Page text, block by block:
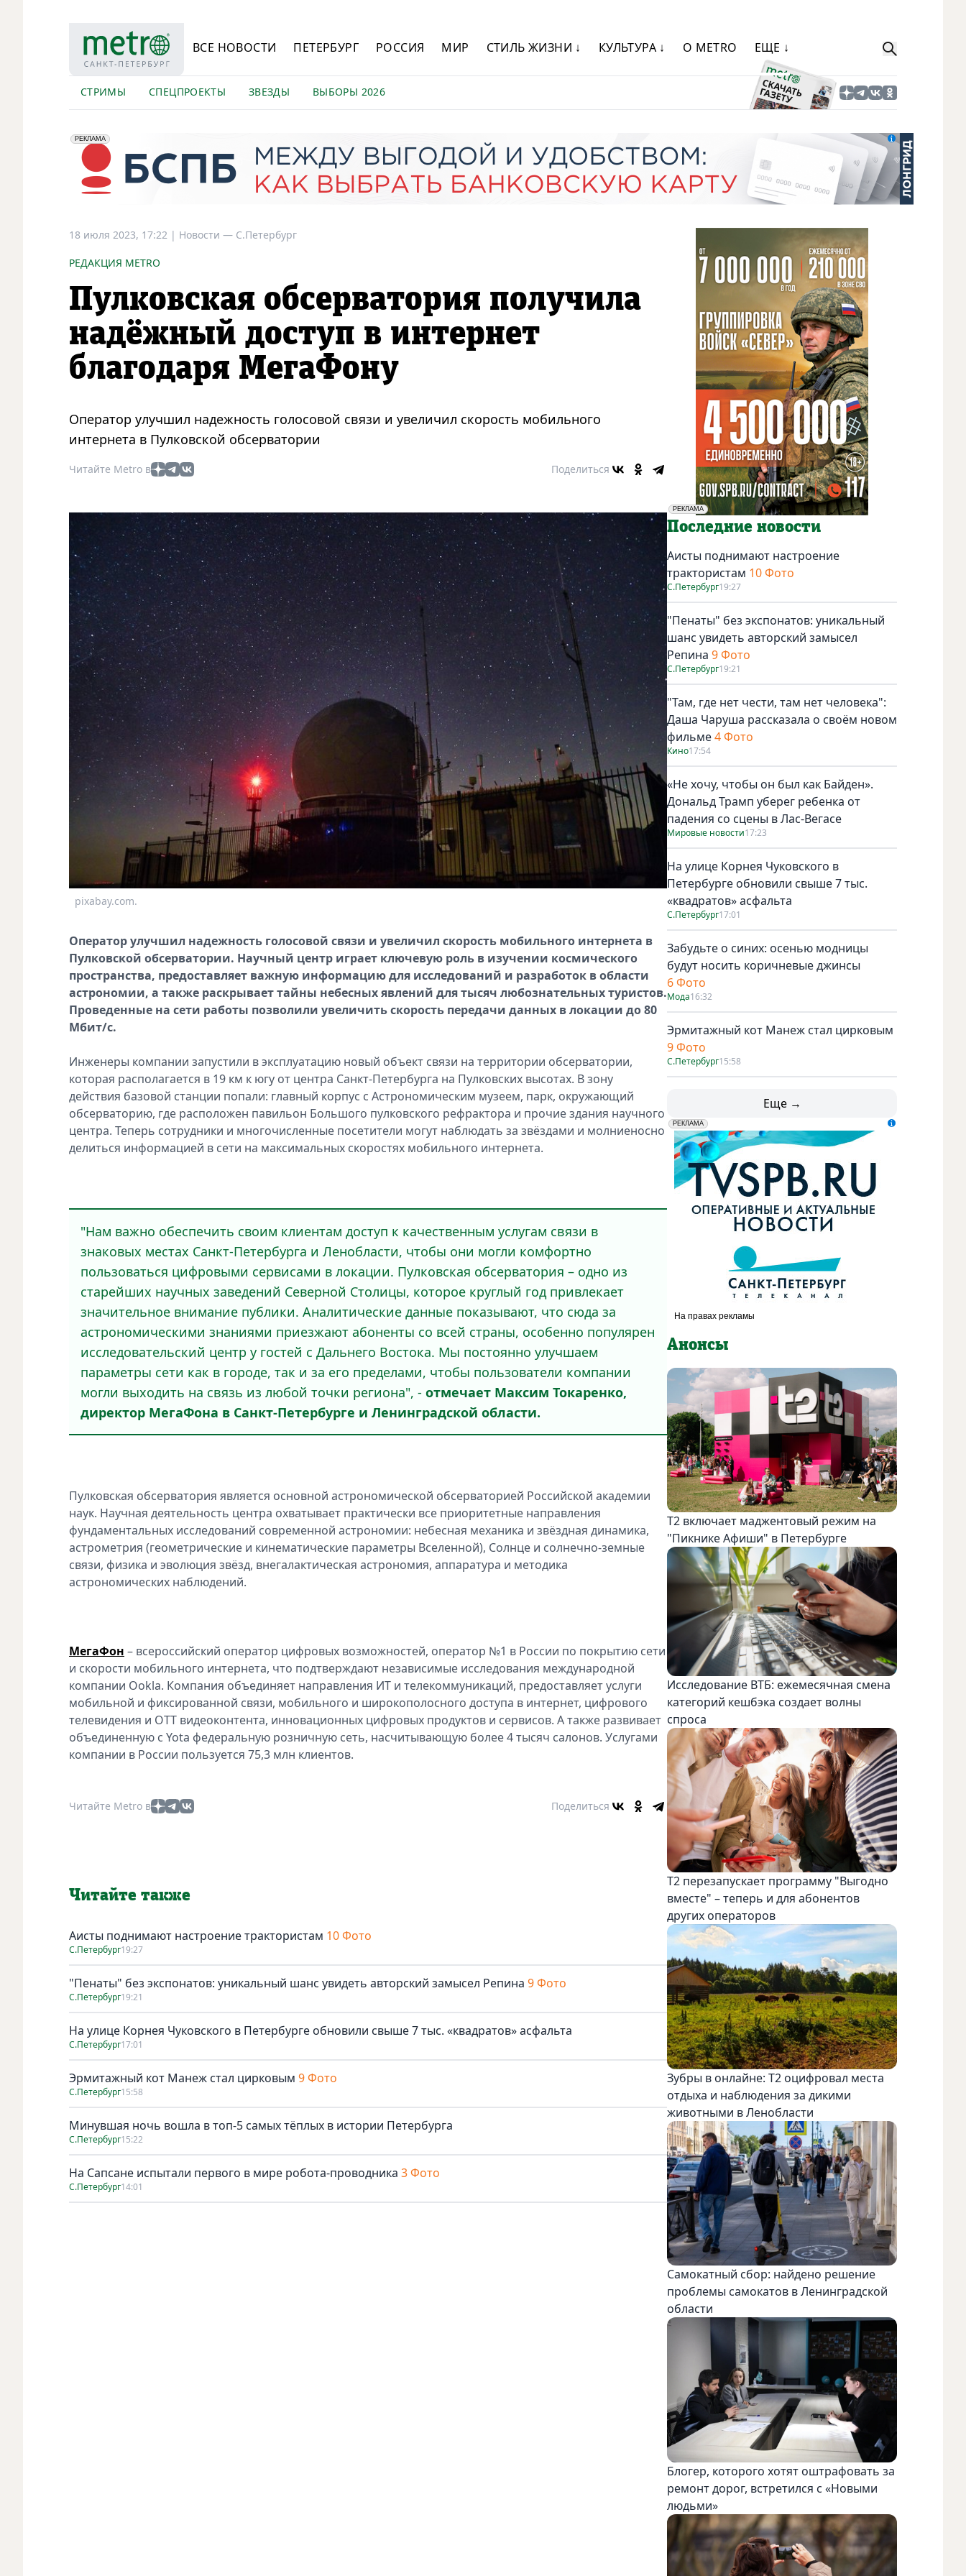
ВСЕ НОВОСТИ ПЕТЕРБУРГ РОССИЯ МИР СТИЛЬ ЖИЗНИ ↓ КУЛЬТУРА ↓ О METRO ЕЩЕ ↓
СТРИМЫ СПЕЦПРОЕКТЫ ЗВЕЗДЫ ВЫБОРЫ 2026
erid: 2VfnxyFybV5
РЕКЛАМА
ПАО "Банк "Санкт-Петербург", ИНН: 7831000027
18 июля 2023, 17:22 | Новости — С.Петербург
РЕДАКЦИЯ METRO
Пулковская обсерватория получила
надёжный доступ в интернет
благодаря МегаФону
Оператор улучшил надежность голосовой связи и увеличил скорость мобильного
интернета в Пулковской обсерватории
Читайте Metro в Поделиться
pixabay.com.
Оператор улучшил надежность голосовой связи и увеличил скорость мобильного интернета в
Пулковской обсерватории. Научный центр играет ключевую роль в изучении космического
пространства, предоставляет важную информацию для исследований и разработок в области
астрономии, а также раскрывает тайны небесных явлений для тысяч любознательных туристов.
Проведенные на сети работы позволили увеличить скорость передачи данных в локации до 80
Мбит/с.
Инженеры компании запустили в эксплуатацию новый объект связи на территории обсерватории,
которая располагается в 19 км к югу от центра Санкт-Петербурга на Пулковских высотах. В зону
действия базовой станции попали: главный корпус с Астрономическим музеем, парк, окружающий
обсерваторию, где расположен павильон Большого пулковского рефрактора и прочие здания научного
центра. Теперь сотрудники и многочисленные посетители могут наблюдать за звёздами и молниеносно
делиться информацией в сети на максимальных скоростях мобильного интернета.
"Нам важно обеспечить своим клиентам доступ к качественным услугам связи в
знаковых местах Санкт-Петербурга и Ленобласти, чтобы они могли комфортно
пользоваться цифровыми сервисами в локации. Пулковская обсерватория – одно из
старейших научных заведений Северной Столицы, которое круглый год привлекает
значительное внимание публики. Аналитические данные показывают, что сюда за
астрономическими знаниями приезжают абоненты со всей страны, особенно популярен
исследовательский центр у гостей с Дальнего Востока. Мы постоянно улучшаем
параметры сети как в городе, так и за его пределами, чтобы пользователи компании
могли выходить на связь из любой точки региона", - отмечает Максим Токаренко,
директор МегаФона в Санкт-Петербурге и Ленинградской области.
Пулковская обсерватория является основной астрономической обсерваторией Российской академии
наук. Научная деятельность центра охватывает практически все приоритетные направления
фундаментальных исследований современной астрономии: небесная механика и звёздная динамика,
астрометрия (геометрические и кинематические параметры Вселенной), Солнце и солнечно-земные
связи, физика и эволюция звёзд, внегалактическая астрономия, аппаратура и методика
астрономических наблюдений.
МегаФон – всероссийский оператор цифровых возможностей, оператор №1 в России по покрытию сети
и скорости мобильного интернета, что подтверждают независимые исследования международной
компании Ookla. Компания объединяет направления ИТ и телекоммуникаций, предоставляет услуги
мобильной и фиксированной связи, мобильного и широкополосного доступа в интернет, цифрового
телевидения и OTT видеоконтента, инновационных цифровых продуктов и сервисов. А также развивает
объединенную с Yota федеральную розничную сеть, насчитывающую более 4 тысяч салонов. Услугами
компании в России пользуется 75,3 млн клиентов.
Читайте Metro в Поделиться
Читайте также
Аисты поднимают настроение трактористам 10 Фото
С.Петербург19:27
"Пенаты" без экспонатов: уникальный шанс увидеть авторский замысел Репина 9 Фото
С.Петербург19:21
На улице Корнея Чуковского в Петербурге обновили свыше 7 тыс. «квадратов» асфальта
С.Петербург17:01
Эрмитажный кот Манеж стал цирковым 9 Фото
С.Петербург15:58
Минувшая ночь вошла в топ-5 самых тёплых в истории Петербурга
С.Петербург15:22
На Сапсане испытали первого в мире робота-проводника 3 Фото
С.Петербург14:01
РЕКЛАМА
Социальная реклама
Последние новости
Аисты поднимают настроение
трактористам 10 Фото
С.Петербург19:27
"Пенаты" без экспонатов: уникальный
шанс увидеть авторский замысел
Репина 9 Фото
С.Петербург19:21
"Там, где нет чести, там нет человека":
Даша Чаруша рассказала о своём новом
фильме4 Фото
Кино17:54
«Не хочу, чтобы он был как Байден».
Дональд Трамп уберег ребенка от
падения со сцены в Лас-Вегасе
Мировые новости17:23
На улице Корнея Чуковского в
Петербурге обновили свыше 7 тыс.
«квадратов» асфальта
С.Петербург17:01
Забудьте о синих: осенью модницы
будут носить коричневые джинсы
6 Фото
Мода16:32
Эрмитажный кот Манеж стал цирковым
9 Фото
С.Петербург15:58
Еще →
erid: LdtCK5udn
РЕКЛАМА
АО "ГАТР", ИНН: 7841320717
Анонсы
Т2 включает маджентовый режим на
"Пикнике Афиши" в Петербурге
Исследование ВТБ: ежемесячная смена
категорий кешбэка создает волны
спроса
Т2 перезапускает программу "Выгодно
вместе" – теперь и для абонентов
других операторов
Зубры в онлайне: Т2 оцифровал места
отдыха и наблюдения за дикими
животными в Ленобласти
Самокатный сбор: найдено решение
проблемы самокатов в Ленинградской
области
Блогер, которого хотят оштрафовать за
ремонт дорог, встретился с «Новыми
людьми»